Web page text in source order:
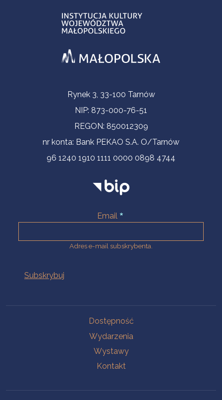
Informacje kontaktoweRynek 3, 33-100 Tarnów
NIP: 873-000-76-51
REGON: 850012309
nr konta: Bank PEKAO S.A. O/Tarnów
96 1240 1910 1111 0000 0898 4744
Email
Adres e-mail subskrybenta.
Dostępność
Wydarzenia
Wystawy
Kontakt